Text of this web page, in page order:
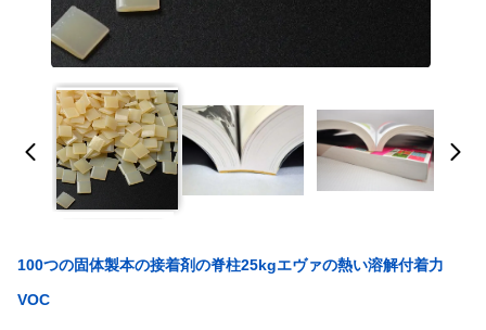
100つの固体製本の接着剤の脊柱25kgエヴァの熱い溶解付着力
VOC